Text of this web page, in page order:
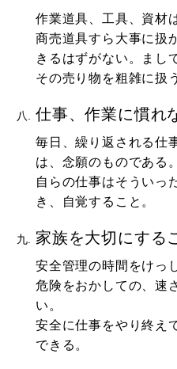
作業道具、工具、資材
商売道具すら大事に扱
きるはずがない。まし
その売り物を粗雑に扱
仕事、作業に慣れ
毎日、繰り返される仕
は、念願のものである。
自らの仕事はそういっ
き、自覚すること。
家族を大切にする
安全管理の時間をけっ
危険をおかしての、速
い。
安全に仕事をやり終え
できる。